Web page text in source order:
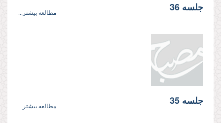
جلسه 36 مطالعه بیشتر...
جلسه 35 مطالعه بیشتر...